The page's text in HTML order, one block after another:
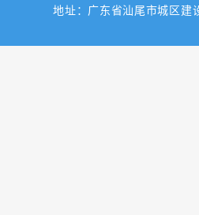
地址：广东省汕尾市城区